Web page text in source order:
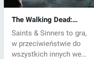
The Walking Dead:
Saints & Sinners (PC)
key
Saints & Sinners to gra,
w przeciwieństwie do
wszystkich innych we